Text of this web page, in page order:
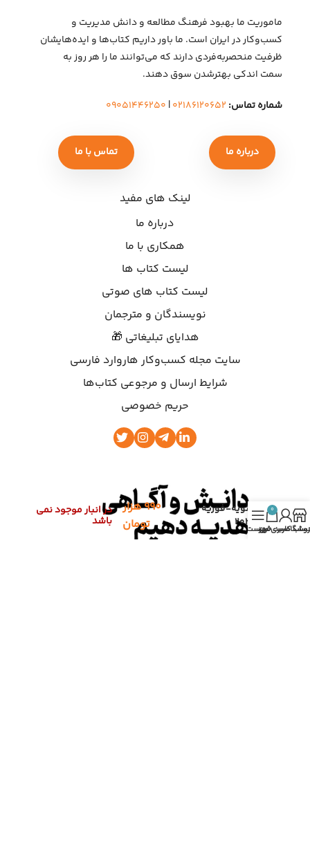
ماموریت ما بهبود فرهنگ مطالعه و دانش مدیریت و
کسب‌وکار در ایران است. ما باور داریم کتاب‌ها و ایده‌هایشان
ظرفیت منحصربه‌فردی دارند که می‌توانند ما را هر روز به
سمت اندکی بهتر‌شدن سوق دهند.
شماره تماس: ۰۲۱۸۶۱۲۰۶۵۲| ۰۹۰۵۱۴۴۶۲۵۰
درباره ما تماس با ما
لینک های مفید
درباره ما
همکاری با ما
لیست کتاب ها
لیست کتاب های صوتی
نویسندگان و مترجمان
هدایای تبلیغاتی 🎁
سایت مجله کسب‌وکار هاروارد فارسی
شرایط ارسال و مرجوعی کتاب‌ها
حریم خصوصی
ژانویه-فوریه
2022
۹۹۰هزار
تومان
در انبار موجود نمی
باشد
کاربری من
0
سبد خریدفهرست